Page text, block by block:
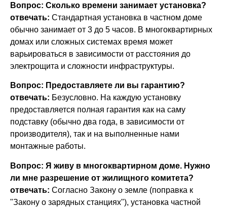
Вопрос: Сколько времени занимает установка?
отвечать: Стандартная установка в частном доме
обычно занимает от 3 до 5 часов. В многоквартирных
домах или сложных системах время может
варьироваться в зависимости от расстояния до
электрощита и сложности инфраструктуры.
Вопрос: Предоставляете ли вы гарантию?
отвечать: Безусловно. На каждую установку
предоставляется полная гарантия как на саму
подставку (обычно два года, в зависимости от
производителя), так и на выполненные нами
монтажные работы.
Вопрос: Я живу в многоквартирном доме. Нужно
ли мне разрешение от жилищного комитета?
отвечать: Согласно Закону о земле (поправка к
"Закону о зарядных станциях"), установка частной